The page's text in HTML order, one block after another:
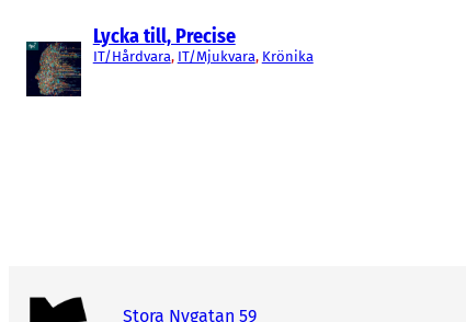
Lycka till, Precise
IT/Hårdvara, IT/Mjukvara, Krönika
Stora Nygatan 59